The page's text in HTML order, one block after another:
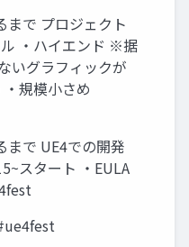
まで プロジェクト
・ハイエンド ※据
いグラフィックが
規模小さめ
まで UE4での開発
スタート ・EULA